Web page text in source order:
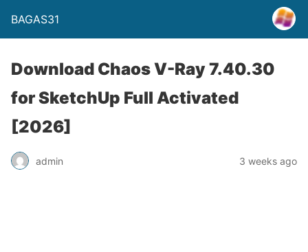
BAGAS31
Download Chaos V-Ray 7.40.30
for SketchUp Full Activated
[2026]
admin 3 weeks ago